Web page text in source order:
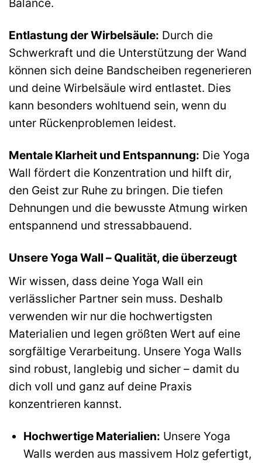
Balance.
Entlastung der Wirbelsäule: Durch die
Schwerkraft und die Unterstützung der Wand
können sich deine Bandscheiben regenerieren
und deine Wirbelsäule wird entlastet. Dies
kann besonders wohltuend sein, wenn du
unter Rückenproblemen leidest.
Mentale Klarheit und Entspannung: Die Yoga
Wall fördert die Konzentration und hilft dir,
den Geist zur Ruhe zu bringen. Die tiefen
Dehnungen und die bewusste Atmung wirken
entspannend und stressabbauend.
Unsere Yoga Wall – Qualität, die überzeugt
Wir wissen, dass deine Yoga Wall ein
verlässlicher Partner sein muss. Deshalb
verwenden wir nur die hochwertigsten
Materialien und legen größten Wert auf eine
sorgfältige Verarbeitung. Unsere Yoga Walls
sind robust, langlebig und sicher – damit du
dich voll und ganz auf deine Praxis
konzentrieren kannst.
Hochwertige Materialien: Unsere Yoga
Walls werden aus massivem Holz gefertigt,